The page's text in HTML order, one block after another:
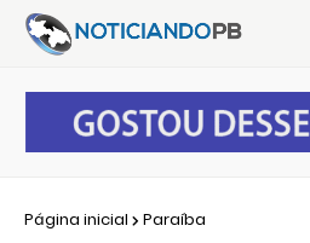
Página inicial Paraíba